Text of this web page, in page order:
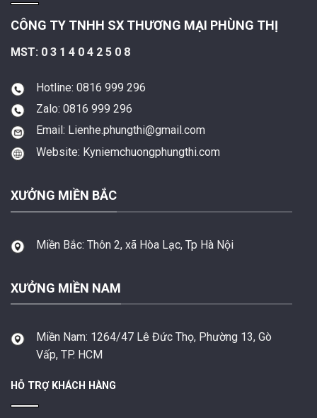
CÔNG TY TNHH SX THƯƠNG MẠI PHÙNG THỊ
MST: 0 3 1 4 0 4 2 5 0 8
Hotline: 0816 999 296
Zalo: 0816 999 296
Email: Lienhe.phungthi@gmail.com
Website: Kyniemchuongphungthi.com
XƯỞNG MIỀN BẮC
Miền Bắc: Thôn 2, xã Hòa Lạc, Tp Hà Nội
XƯỞNG MIỀN NAM
Miền Nam: 1264/47 Lê Đức Thọ, Phường 13, Gò
Vấp, TP. HCM
HỖ TRỢ KHÁCH HÀNG